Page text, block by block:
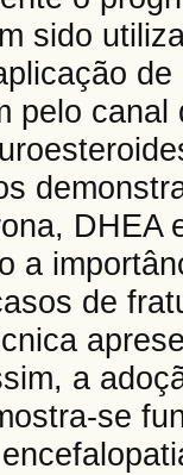
sido
pelo
DHEA
a
de
a
se